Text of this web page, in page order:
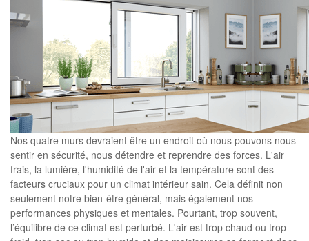
Nos quatre murs devraient être un endroit où nous pouvons nous
sentir en sécurité, nous détendre et reprendre des forces. L'air
frais, la lumière, l'humidité de l'air et la température sont des
facteurs cruciaux pour un climat intérieur sain. Cela définit non
seulement notre bien-être général, mais également nos
performances physiques et mentales. Pourtant, trop souvent,
l’équilibre de ce climat est perturbé. L'air est trop chaud ou trop